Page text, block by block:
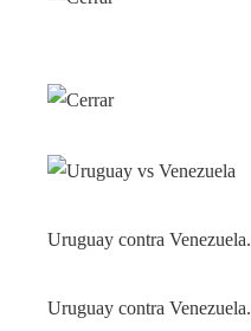
Uruguay contra Venezuela.
Uruguay contra Venezuela.